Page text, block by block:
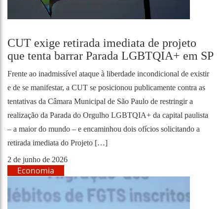
CUT exige retirada imediata de projeto
que tenta barrar Parada LGBTQIA+ em SP
Frente ao inadmissível ataque à liberdade incondicional de existir
e de se manifestar, a CUT se posicionou publicamente contra as
tentativas da Câmara Municipal de São Paulo de restringir a
realização da Parada do Orgulho LGBTQIA+ da capital paulista
– a maior do mundo – e encaminhou dois ofícios solicitando a
retirada imediata do Projeto […]
2 de junho de 2026
Economia